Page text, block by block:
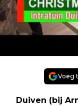
Voeg
Duiven (bij